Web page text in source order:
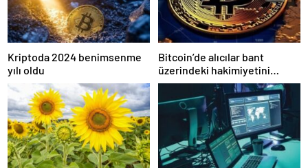
Kriptoda 2024 benimsenme
yılı oldu
Bitcoin’de alıcılar bant
üzerindeki hakimiyetini
kaybetti